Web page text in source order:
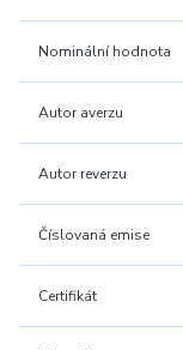
Nominální hodnota
Autor averzu
Autor reverzu
Číslovaná emise
Certifikát